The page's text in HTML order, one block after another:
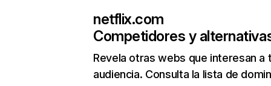
netflix.com
Competidores y
Revela otras webs que interesan a
audiencia. Consulta la lista de